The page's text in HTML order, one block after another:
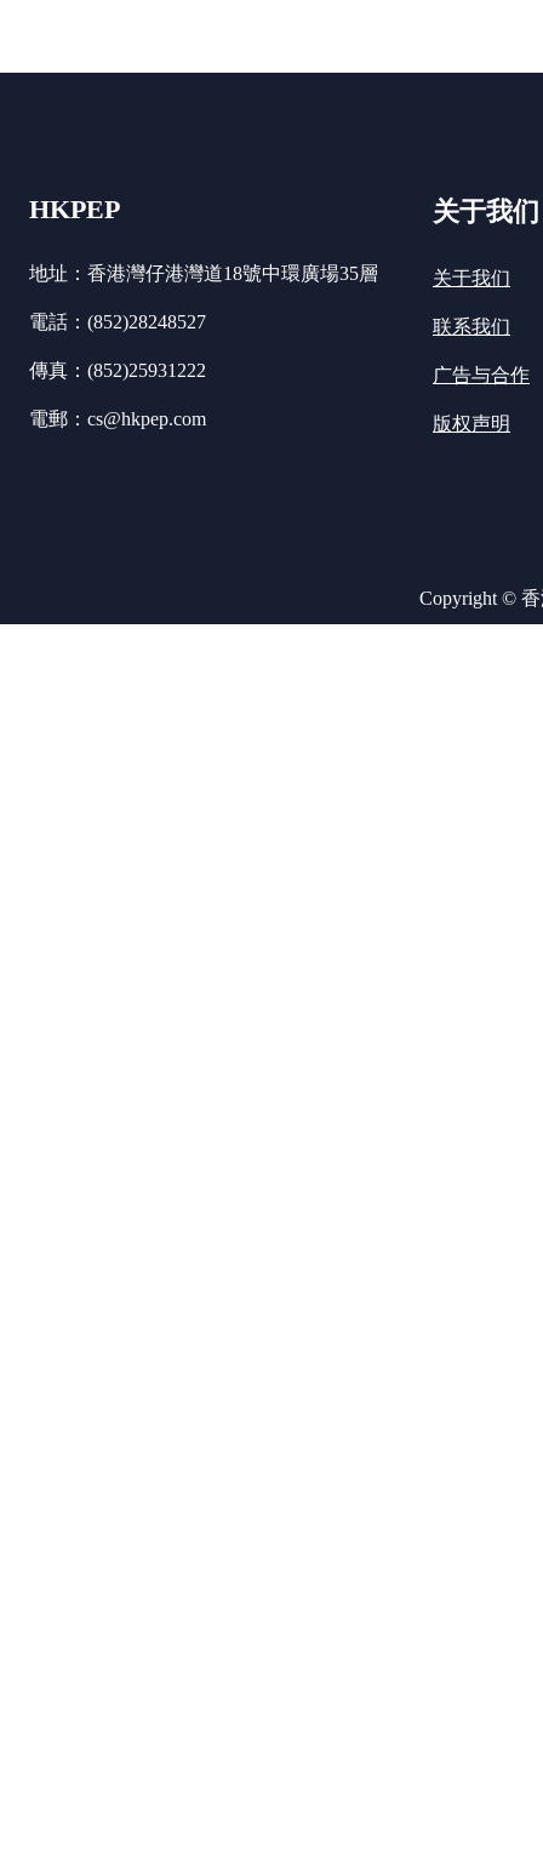
HKPEP
地址：香港灣仔港灣道18號中環廣場35層
電話：(852)28248527
傳真：(852)25931222
電郵：cs@hkpep.com
关于我们
关于我们
联系我们
广告与合作
版权声明
Copyright © 香